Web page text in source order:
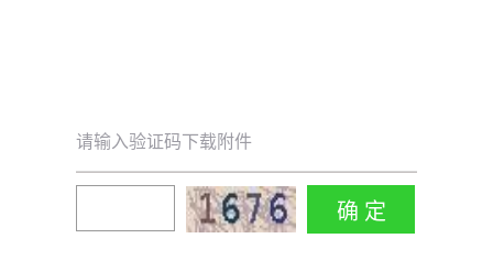
请输入验证码下载附件